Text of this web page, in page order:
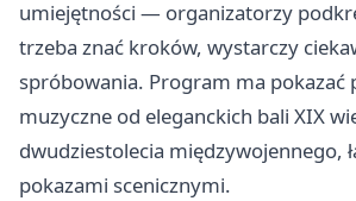
umiejętności — organizatorzy
trzeba znać kroków, wystarczy
spróbowania. Program ma pokazać
muzyczne od eleganckich bali XIX
dwudziestolecia międzywojennego,
pokazami scenicznymi.